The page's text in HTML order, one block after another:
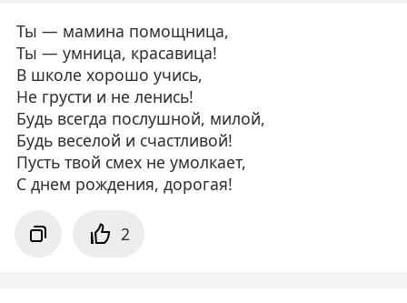
Ты — мамина помощница,
Ты — умница, красавица!
В школе хорошо учись,
Не грусти и не ленись!
Будь всегда послушной, милой,
Будь веселой и счастливой!
Пусть твой смех не умолкает,
С днем рождения, дорогая!
2